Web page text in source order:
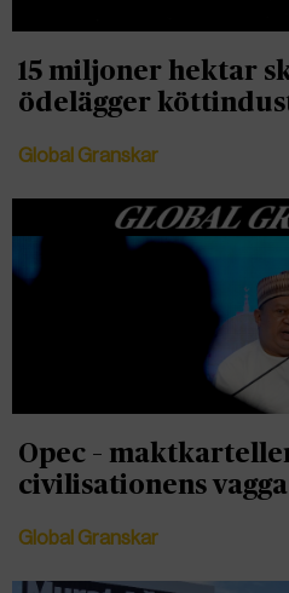
15 miljoner hektar
ödelägger
Global Granskar
Opec –
civilisationens vagga
Global Granskar